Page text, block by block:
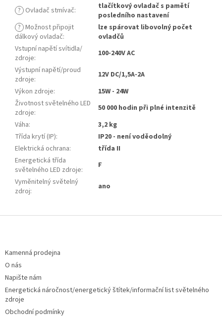
? Ovladač stmívač:
tlačítkový ovladač s pamětí
posledního nastavení
? Možnost připojit
dálkový ovladač:
lze spárovat libovolný počet
ovladčů
Vstupní napětí svítidla/
zdroje:
100-240V AC
Výstupní napětí/proud
zdroje:
12V DC/1,5A-2A
Výkon zdroje:
15W - 24W
Životnost světelného LED
zdroje:
50 000 hodin při plné intenzitě
Váha:
3,2 kg
Třída krytí (IP):
IP20 - není voděodolný
Elektrická ochrana:
třída II
Energetická třída
světelného LED zdroje:
F
Vyměnitelný světelný
zdroj: ano
Kamenná prodejna
O nás
Napište nám
Energetická náročnost/energetický štítek/informační list světelného
zdroje
Obchodní podmínky